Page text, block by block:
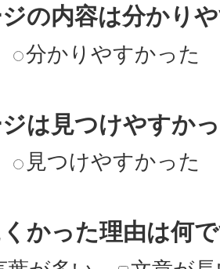
の内容は分かり
分かりやすかった
は見つけやすか
見つけやすかった
かった理由は何